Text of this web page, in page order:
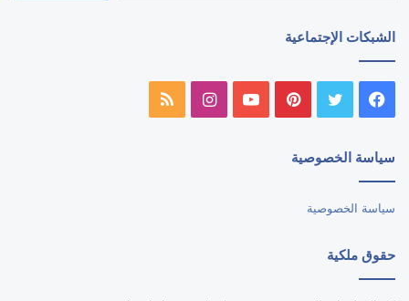
الشبكات الإجتماعية
فيسبوك تويتر بينتيريستيوتيوبانستقرامملخص
سياسة الخصوصية
سياسة الخصوصية
حقوق ملكية